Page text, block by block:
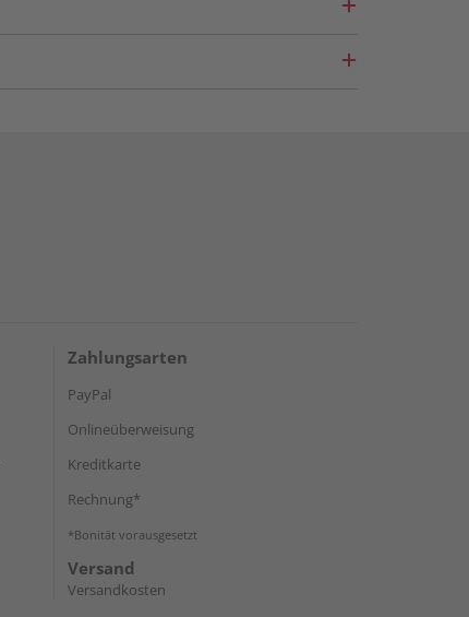
Zahlungsarten
PayPal
Onlineüberweisung
Kreditkarte
Rechnung*
*Bonität vorausgesetzt
Versand
Versandkosten